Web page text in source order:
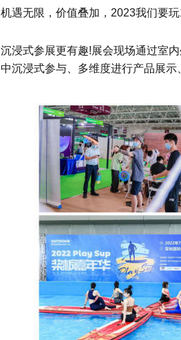
机遇无限，价值叠加，2023我们要玩
沉浸式参展更有趣!展会现场通过室
中沉浸式参与、多维度进行产品展示